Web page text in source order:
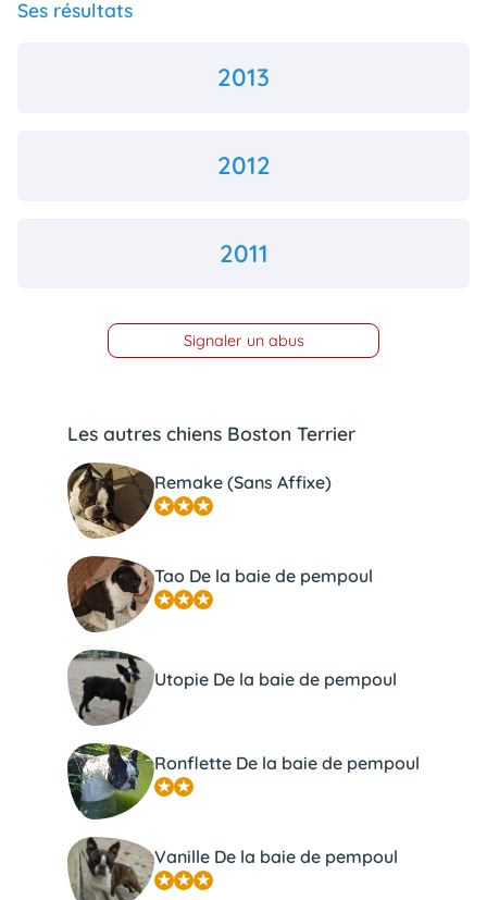
Ses résultats
2013
2012
2011
Signaler un abus
Les autres chiens Boston Terrier
Remake (Sans Affixe)
Tao De la baie de pempoul
Utopie De la baie de pempoul
Ronflette De la baie de pempoul
Vanille De la baie de pempoul